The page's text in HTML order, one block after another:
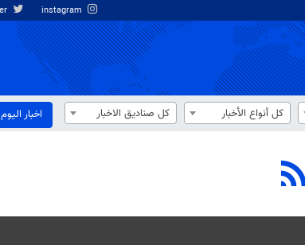
كل أنواع الأخبار كل صناديق الاخبار اخبار الیوم